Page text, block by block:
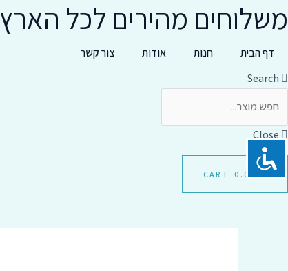
לתוכן
משלוחים מהירים לכל הארץ
דף הבית חנות אודות
צור קשר
Search
Close
0.00
CART